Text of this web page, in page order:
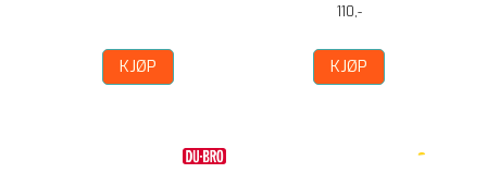
KJØP
110,-
KJØP